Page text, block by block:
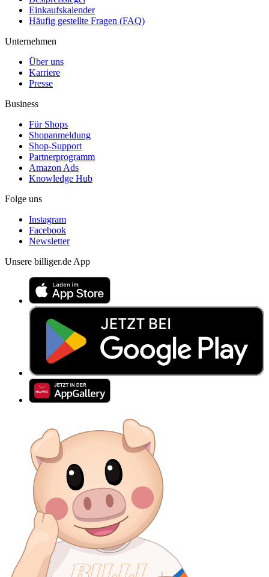
Einkaufskalender
Häufig gestellte Fragen (FAQ)
Unternehmen
Über uns
Karriere
Presse
Business
Für Shops
Shopanmeldung
Shop-Support
Partnerprogramm
Amazon Ads
Knowledge Hub
Folge uns
Instagram
Facebook
Newsletter
Unsere billiger.de App